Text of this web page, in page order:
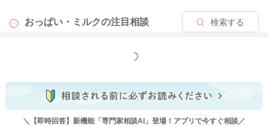
おっぱい・ミルクの注目相談 検索する
もっと見る
＼【即時回答】新機能「専門家相談AI」登場！アプリで今すぐ相談／